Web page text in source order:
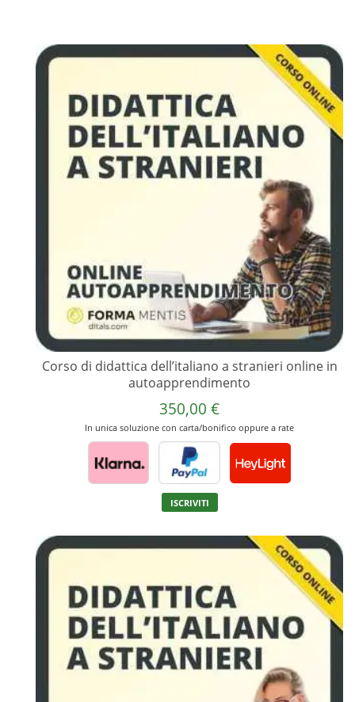
Corso di didattica dell’italiano a stranieri online in
autoapprendimento
350,00 €
In unica soluzione con carta/bonifico oppure a rate
ISCRIVITI
Questo
prodotto
più
varianti.
opzioni
possono
essere
scelte
nella